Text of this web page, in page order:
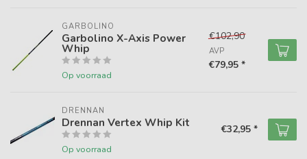
GARBOLINO
Garbolino X-Axis Power
Whip
Op voorraad
€102,90
AVP
€79,95 *
DRENNAN
Drennan Vertex Whip Kit
Op voorraad
€32,95 *